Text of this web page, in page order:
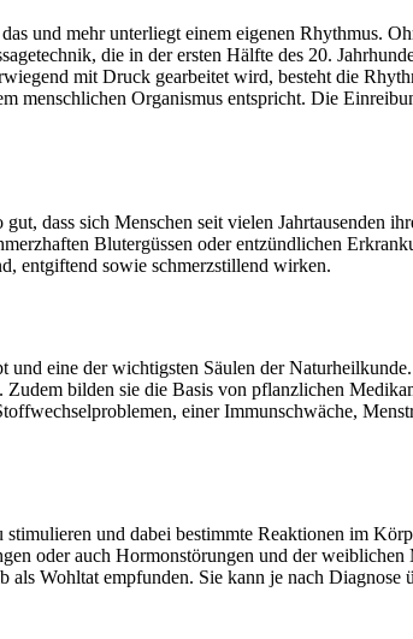
und mehr unterliegt einem eigenen Rhythmus.
die in der ersten Hälfte des 20.
mit Druck gearbeitet wird, besteht die
menschlichen Organismus entspricht. Die
dass sich Menschen seit vielen Jahrtausenden
Blutergüssen oder entzündlichen
entgiftend sowie schmerzstillend wirken.
eine der wichtigsten Säulen der
bilden sie die Basis von pflanzlichen
einer Immunschwäche,
und dabei bestimmte Reaktionen im
oder auch Hormonstörungen und der
Wohltat empfunden. Sie kann je nach Diagnose